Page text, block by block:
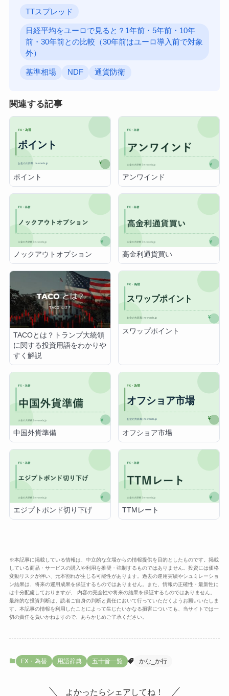
TTスプレッド
日経平均をユーロで見ると？1年前・5年前・10年
前・30年前との比較（30年前はユーロ導入前で対象
外）
基準相場 NDF 通貨防衛
関連する記事
ポイント アンワインド
ノックアウトオプション 高金利通貨買い
TACOとは？トランプ大統領
に関する投資用語をわかりや
すく解説
スワップポイント
中国外貨準備 オフショア市場
エジプトポンド切り下げ TTMレート
※本記事に掲載している情報は、中立的な立場からの情報提供を目的としたものです。掲載
している商品・サービスの購入や利用を推奨・強制するものではありません。投資には価格
変動リスクが伴い、元本割れが生じる可能性があります。過去の運用実績やシュミレーショ
ン結果は、将来の運用成果を保証するものではありません。また、情報の正確性・最新性に
は十分配慮しておりますが、 内容の完全性や将来の結果を保証するものではありません。
最終的な投資判断は、読者ご自身の判断と責任において行っていただくようお願いいたしま
す。本記事の情報を利用したことによって生じたいかなる損害についても、当サイトでは一
切の責任を負いかねますので、あらかじめご了承ください。
FX・為替 用語辞典 五十音一覧 かな_か行
よかったらシェアしてね！